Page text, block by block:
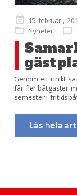
Publicerad
på
15 februari,
Nyheter
Genom ett unikt
får fler båtgäster
semester i
Läs hela